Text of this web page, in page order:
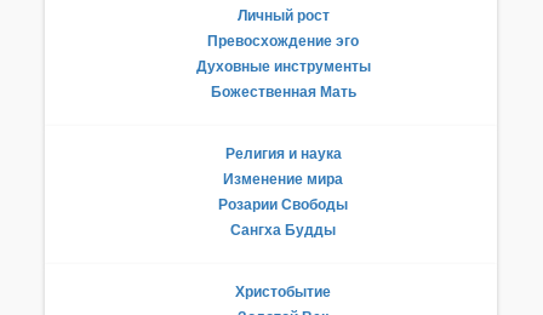
Личный рост
Превосхождение эго
Духовные инструменты
Божественная Мать
Религия и наука
Изменение мира
Розарии Свободы
Сангха Будды
Христобытие